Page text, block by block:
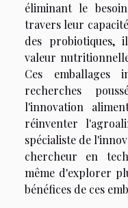
éliminant le
travers leur
des probiotiques,
valeur
Ces
recherches
l'innovation
réinventer
spécialiste de
chercheur en
même d'explorer
bénéfices de ces